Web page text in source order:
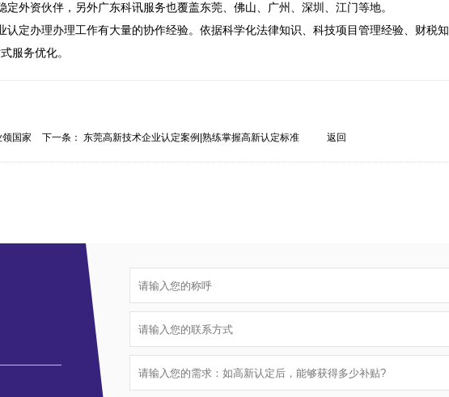
外资伙伴，另外广东科讯服务也覆盖东莞、佛山、广州、深圳、江门等地。
定办理办理工作有大量的协作经验。依据科学化法律知识、科技项目管理经验、财税知
服务优化。
国家
下一条： 东莞高新技术企业认定案例|熟练掌握高新认定标准 返回